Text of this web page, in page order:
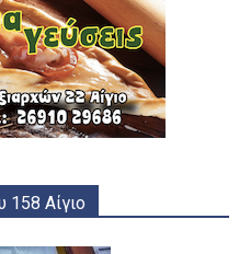
158 Αίγιο